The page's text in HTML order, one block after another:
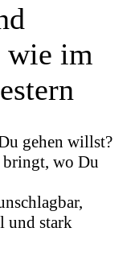
wie im
gehen willst?
bringt, wo Du
und stark